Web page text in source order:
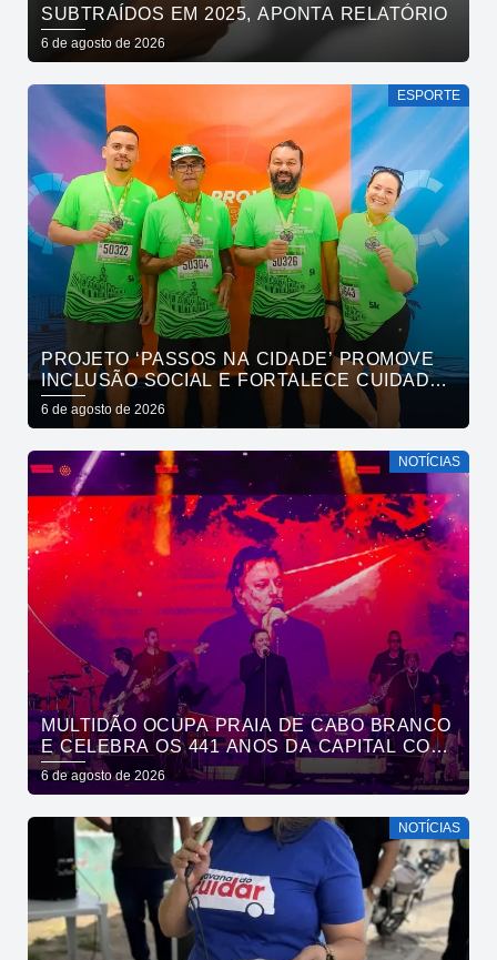
SUBTRAÍDOS EM 2025, APONTA RELATÓRIO
6 de agosto de 2026
ESPORTE
PROJETO ‘PASSOS NA CIDADE’ PROMOVE
INCLUSÃO SOCIAL E FORTALECE CUIDADO
EM SAÚDE MENTAL POR MEIO DA CORRIDA
6 de agosto de 2026
NOTÍCIAS
MULTIDÃO OCUPA PRAIA DE CABO BRANCO
E CELEBRA OS 441 ANOS DA CAPITAL COM
SHOWS DE ROUPA NOVA E FÁBIO JR
6 de agosto de 2026
NOTÍCIAS